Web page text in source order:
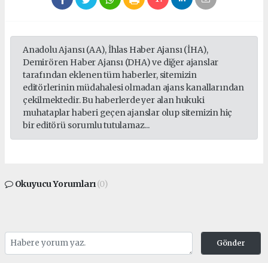
Anadolu Ajansı (AA), İhlas Haber Ajansı (İHA),
Demirören Haber Ajansı (DHA) ve diğer ajanslar
tarafından eklenen tüm haberler, sitemizin
editörlerinin müdahalesi olmadan ajans kanallarından
çekilmektedir. Bu haberlerde yer alan hukuki
muhataplar haberi geçen ajanslar olup sitemizin hiç
bir editörü sorumlu tutulamaz...
Okuyucu Yorumları(0)
Gönder